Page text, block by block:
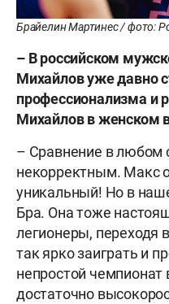
Брайелин Мартинес / фото:
– В российском
Михайлов уже давно
профессионализма и
Михайлов в женском
– Сравнение в любом
некорректным. Макс
уникальный! Но в
Бра. Она тоже
легионеры, переходя
так ярко заиграть и
непростой чемпионат
достаточно